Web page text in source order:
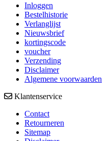
Inloggen
Bestelhistorie
Verlanglijst
Nieuwsbrief
kortingscode
voucher
Verzending
Disclaimer
Algemene voorwaarden
Klantenservice
Contact
Retourneren
Sitemap